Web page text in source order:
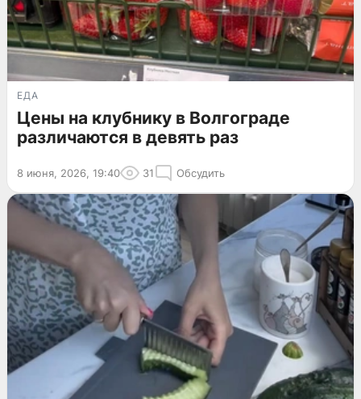
ЕДА
Цены на клубнику в Волгограде
различаются в девять раз
8 июня, 2026, 19:40 31 Обсудить